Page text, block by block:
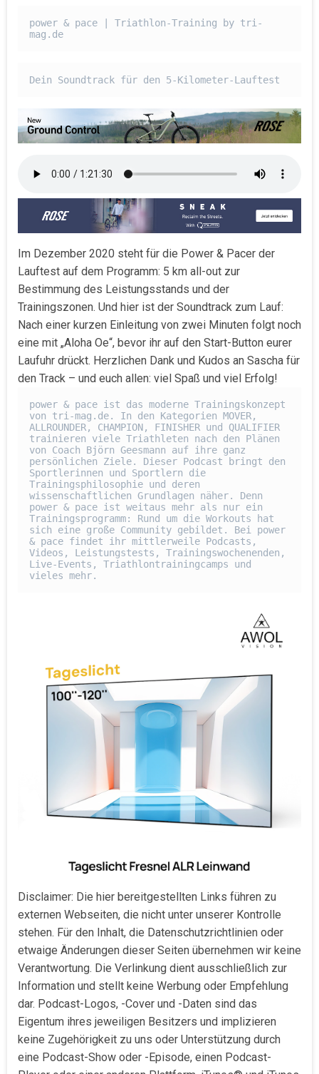
power & pace | Triathlon-Training by tri-
mag.de
Dein Soundtrack für den 5-Kilometer-Lauftest
Im Dezember 2020 steht für die Power & Pacer der
Lauftest auf dem Programm: 5 km all-out zur
Bestimmung des Leistungsstands und der
Trainingszonen. Und hier ist der Soundtrack zum Lauf:
Nach einer kurzen Einleitung von zwei Minuten folgt noch
eine mit „Aloha Oe“, bevor ihr auf den Start-Button eurer
Laufuhr drückt. Herzlichen Dank und Kudos an Sascha für
den Track – und euch allen: viel Spaß und viel Erfolg!
power & pace ist das moderne Trainingskonzept
von tri-mag.de. In den Kategorien MOVER,
ALLROUNDER, CHAMPION, FINISHER und QUALIFIER
trainieren viele Triathleten nach den Plänen
von Coach Björn Geesmann auf ihre ganz
persönlichen Ziele. Dieser Podcast bringt den
Sportlerinnen und Sportlern die
Trainingsphilosophie und deren
wissenschaftlichen Grundlagen näher. Denn
power & pace ist weitaus mehr als nur ein
Trainingsprogramm: Rund um die Workouts hat
sich eine große Community gebildet. Bei power
& pace findet ihr mittlerweile Podcasts,
Videos, Leistungstests, Trainingswochenenden,
Live-Events, Triathlontrainingcamps und
Disclaimer: Die hier bereitgestellten Links führen zu
externen Webseiten, die nicht unter unserer Kontrolle
stehen. Für den Inhalt, die Datenschutzrichtlinien oder
etwaige Änderungen dieser Seiten übernehmen wir keine
Verantwortung. Die Verlinkung dient ausschließlich zur
Information und stellt keine Werbung oder Empfehlung
dar. Podcast-Logos, -Cover und -Daten sind das
Eigentum ihres jeweiligen Besitzers und implizieren
keine Zugehörigkeit zu uns oder Unterstützung durch
eine Podcast-Show oder -Episode, einen Podcast-